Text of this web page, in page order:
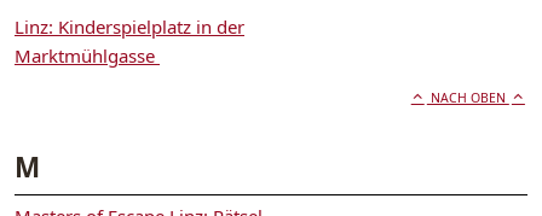
Linz: Kinderspielplatz in der
Marktmühlgasse
NACH OBEN
M